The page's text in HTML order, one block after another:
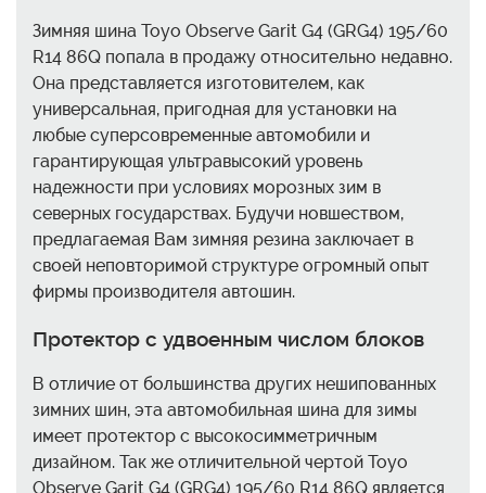
Зимняя шина Toyo Observe Garit G4 (GRG4) 195/60
R14 86Q попала в продажу относительно недавно.
Она представляется изготовителем, как
универсальная, пригодная для установки на
любые суперсовременные автомобили и
гарантирующая ультравысокий уровень
надежности при условиях морозных зим в
северных государствах. Будучи новшеством,
предлагаемая Вам зимняя резина заключает в
своей неповторимой структуре огромный опыт
фирмы производителя автошин.
Протектор с удвоенным числом блоков
В отличие от большинства других нешипованных
зимних шин, эта автомобильная шина для зимы
имеет протектор с высокосимметричным
дизайном. Так же отличительной чертой Toyo
Observe Garit G4 (GRG4) 195/60 R14 86Q является